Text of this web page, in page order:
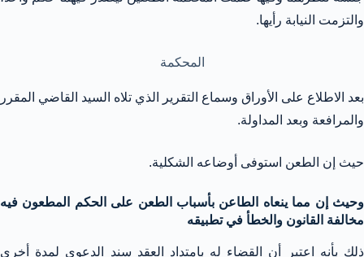
والتزمت النيابة رأيها.
المحكمة
بعد الاطلاع على الأوراق وسماع التقرير الذي تلاه السيد القاضي المقرر
والمرافعة وبعد المداولة.
حيث إن الطعن استوفى أوضاعه الشكلية.
وحيث إن مما ينعاه الطاعن بأسباب الطعن على الحكم المطعون فيه
مخالفة القانون والخطأ في تطبيقه
ذلك بأنه اعتبر أن القضاء له بامتداد العقد سند الدعوى لمدة أخرى